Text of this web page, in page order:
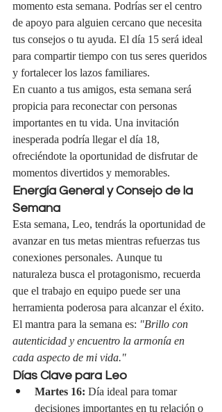
momento esta semana. Podrías ser el centro
de apoyo para alguien cercano que necesita
tus consejos o tu ayuda. El día 15 será ideal
para compartir tiempo con tus seres queridos
y fortalecer los lazos familiares.
En cuanto a tus amigos, esta semana será
propicia para reconectar con personas
importantes en tu vida. Una invitación
inesperada podría llegar el día 18,
ofreciéndote la oportunidad de disfrutar de
momentos divertidos y memorables.
Energía General y Consejo de la
Semana
Esta semana, Leo, tendrás la oportunidad de
avanzar en tus metas mientras refuerzas tus
conexiones personales. Aunque tu
naturaleza busca el protagonismo, recuerda
que el trabajo en equipo puede ser una
herramienta poderosa para alcanzar el éxito.
El mantra para la semana es: "Brillo con
autenticidad y encuentro la armonía en
cada aspecto de mi vida."
Días Clave para Leo
Martes 16: Día ideal para tomar